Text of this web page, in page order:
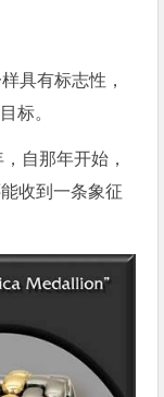
具有标志性，
标。
自那年开始，
收到一条象征